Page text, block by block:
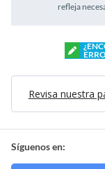
refleja
Revisa nuestra
Síguenos en: